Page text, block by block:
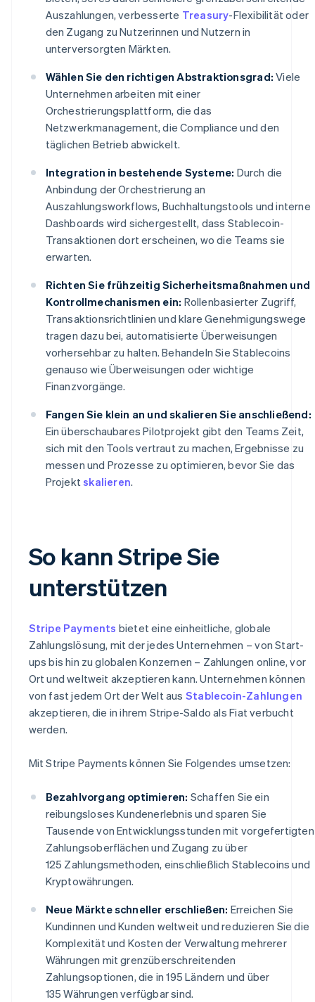
Auszahlungen, verbesserte Treasury-Flexibilität oder
den Zugang zu Nutzerinnen und Nutzern in
unterversorgten Märkten.
Wählen Sie den richtigen Abstraktionsgrad: Viele
Unternehmen arbeiten mit einer
Orchestrierungsplattform, die das
Netzwerkmanagement, die Compliance und den
täglichen Betrieb abwickelt.
Integration in bestehende Systeme: Durch die
Anbindung der Orchestrierung an
Auszahlungsworkflows, Buchhaltungstools und interne
Dashboards wird sichergestellt, dass Stablecoin-
Transaktionen dort erscheinen, wo die Teams sie
erwarten.
Richten Sie frühzeitig Sicherheitsmaßnahmen und
Kontrollmechanismen ein: Rollenbasierter Zugriff,
Transaktionsrichtlinien und klare Genehmigungswege
tragen dazu bei, automatisierte Überweisungen
vorhersehbar zu halten. Behandeln Sie Stablecoins
genauso wie Überweisungen oder wichtige
Finanzvorgänge.
Fangen Sie klein an und skalieren Sie anschließend:
Ein überschaubares Pilotprojekt gibt den Teams Zeit,
sich mit den Tools vertraut zu machen, Ergebnisse zu
messen und Prozesse zu optimieren, bevor Sie das
Projektskalieren.
So kann Stripe Sie
unterstützen
Stripe Payments bietet eine einheitliche, globale
Zahlungslösung, mit der jedes Unternehmen – von Start-
ups bis hin zu globalen Konzernen – Zahlungen online, vor
Ort und weltweit akzeptieren kann. Unternehmen können
von fast jedem Ort der Welt aus Stablecoin-Zahlungen
akzeptieren, die in ihrem Stripe-Saldo als Fiat verbucht
werden.
Mit Stripe Payments können Sie Folgendes umsetzen:
Bezahlvorgang optimieren: Schaffen Sie ein
reibungsloses Kundenerlebnis und sparen Sie
Tausende von Entwicklungsstunden mit vorgefertigten
Zahlungsoberflächen und Zugang zu über
125 Zahlungsmethoden, einschließlich Stablecoins und
Kryptowährungen.
Neue Märkte schneller erschließen: Erreichen Sie
Kundinnen und Kunden weltweit und reduzieren Sie die
Komplexität und Kosten der Verwaltung mehrerer
Währungen mit grenzüberschreitenden
Zahlungsoptionen, die in 195 Ländern und über
135 Währungen verfügbar sind.